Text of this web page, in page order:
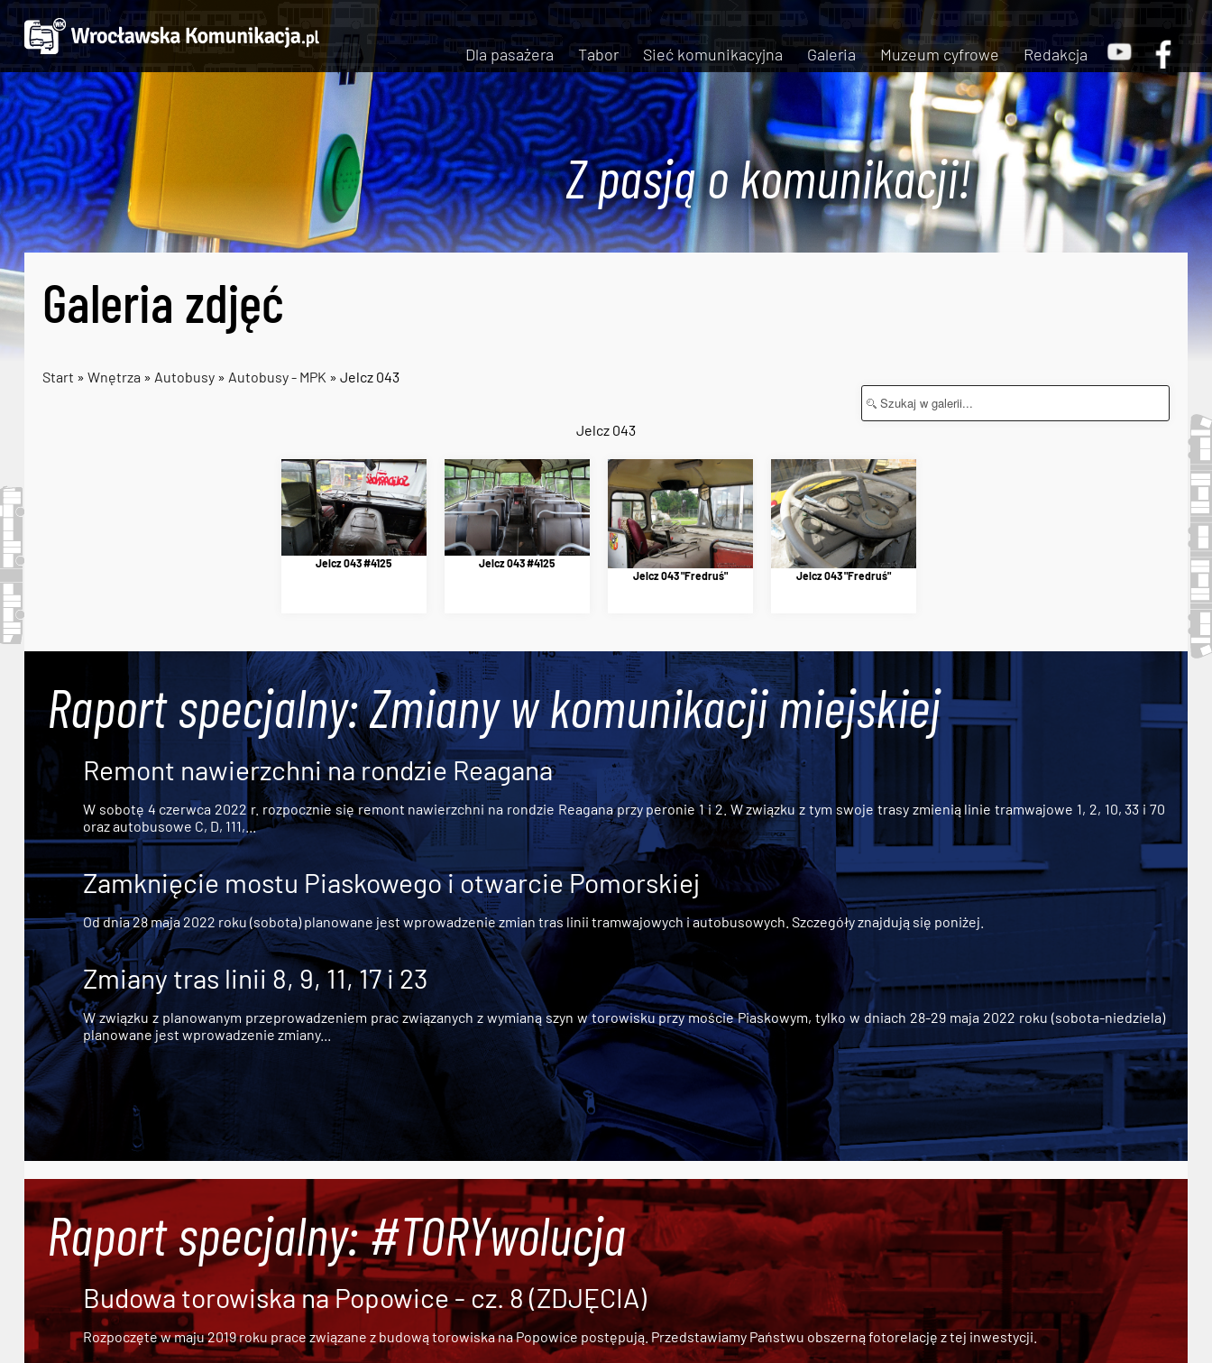
Dla pasażera Tabor Sieć komunikacyjna Galeria Muzeum cyfrowe Redakcja
Z pasją o komunikacji!
Galeria zdjęć
Start » Wnętrza » Autobusy » Autobusy - MPK » Jelcz 043
Jelcz 043
Jelcz 043 #4125
Jelcz 043 #4125
Jelcz 043 "Fredruś"
Jelcz 043 "Fredruś"
Raport specjalny: Zmiany w komunikacji miejskiej
Remont nawierzchni na rondzie Reagana
W sobotę 4 czerwca 2022 r. rozpocznie się remont nawierzchni na rondzie Reagana przy peronie 1 i 2. W związku z tym swoje trasy zmienią linie tramwajowe 1, 2, 10, 33 i 70
oraz autobusowe C, D, 111,...
Zamknięcie mostu Piaskowego i otwarcie Pomorskiej
Od dnia 28 maja 2022 roku (sobota) planowane jest wprowadzenie zmian tras linii tramwajowych i autobusowych. Szczegóły znajdują się poniżej.
Zmiany tras linii 8, 9, 11, 17 i 23
W związku z planowanym przeprowadzeniem prac związanych z wymianą szyn w torowisku przy moście Piaskowym, tylko w dniach 28-29 maja 2022 roku (sobota-niedziela)
planowane jest wprowadzenie zmiany...
Raport specjalny: #TORYwolucja
Budowa torowiska na Popowice - cz. 8 (ZDJĘCIA)
Rozpoczęte w maju 2019 roku prace związane z budową torowiska na Popowice postępują. Przedstawiamy Państwu obszerną fotorelację z tej inwestycji.